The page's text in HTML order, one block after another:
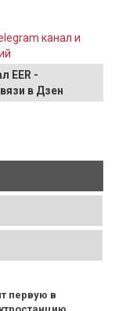
канал и
EER -
в Дзен
ВКЛАДКА)
первую в